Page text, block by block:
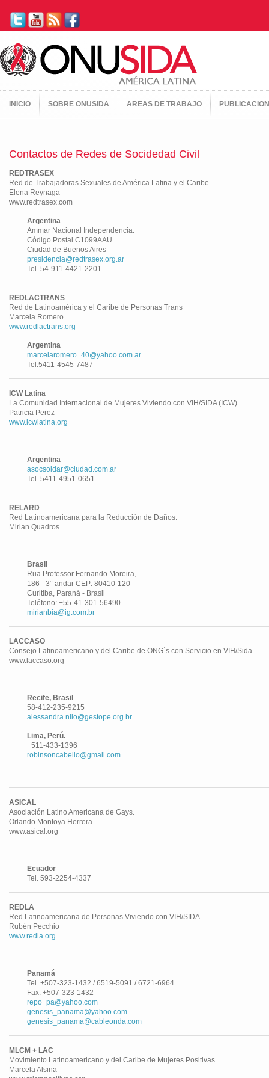
INICIO SOBRE ONUSIDA AREAS DE TRABAJO
Contactos de Redes de Socidedad Civil
REDTRASEX
Red de Trabajadoras Sexuales de América Latina y el Caribe
Elena Reynaga
www.redtrasex.com
Argentina
Ammar Nacional Independencia.
Código Postal C1099AAU
Ciudad de Buenos Aires
presidencia@redtrasex.org.ar
Tel. 54-911-4421-2201
REDLACTRANS
Red de Latinoamérica y el Caribe de Personas Trans
Marcela Romero
www.redlactrans.org
Argentina
marcelaromero_40@yahoo.com.ar
Tel.5411-4545-7487
ICW Latina
La Comunidad Internacional de Mujeres Viviendo con VIH/SIDA (ICW)
Patricia Perez
www.icwlatina.org
Argentina
asocsoldar@ciudad.com.ar
Tel. 5411-4951-0651
RELARD
Red Latinoamericana para la Reducción de Daños.
Mirian Quadros
Brasil
Rua Professor Fernando Moreira,
186 - 3° andar CEP: 80410-120
Curitiba, Paraná - Brasil
Teléfono: +55-41-301-56490
mirianbia@ig.com.br
LACCASO
Consejo Latinoamericano y del Caribe de ONG´s con Servicio en VIH/Sida.
www.laccaso.org
Recife, Brasil
58-412-235-9215
alessandra.nilo@gestope.org.br
Lima, Perú.
+511-433-1396
robinsoncabello@gmail.com
ASICAL
Asociación Latino Americana de Gays.
Orlando Montoya Herrera
www.asical.org
Ecuador
Tel. 593-2254-4337
REDLA
Red Latinoamericana de Personas Viviendo con VIH/SIDA
Rubén Pecchio
www.redla.org
Panamá
Tel. +507-323-1432 / 6519-5091 / 6721-6964
Fax. +507-323-1432
repo_pa@yahoo.com
genesis_panama@yahoo.com
genesis_panama@cableonda.com
MLCM + LAC
Movimiento Latinoamericano y del Caribe de Mujeres Positivas
Marcela Alsina